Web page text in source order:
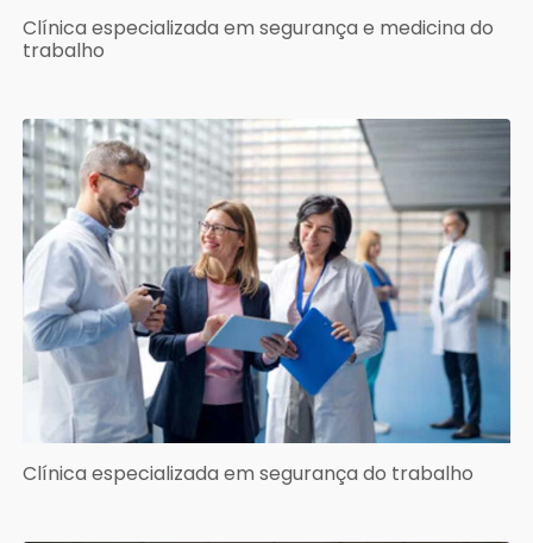
Clínica especializada em segurança e medicina do
trabalho
Clínica especializada em segurança do trabalho